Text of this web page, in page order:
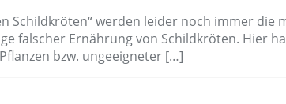
Schildkröten“ werden leider noch immer
falscher Ernährung von Schildkröten. Hier
bzw. ungeeigneter […]